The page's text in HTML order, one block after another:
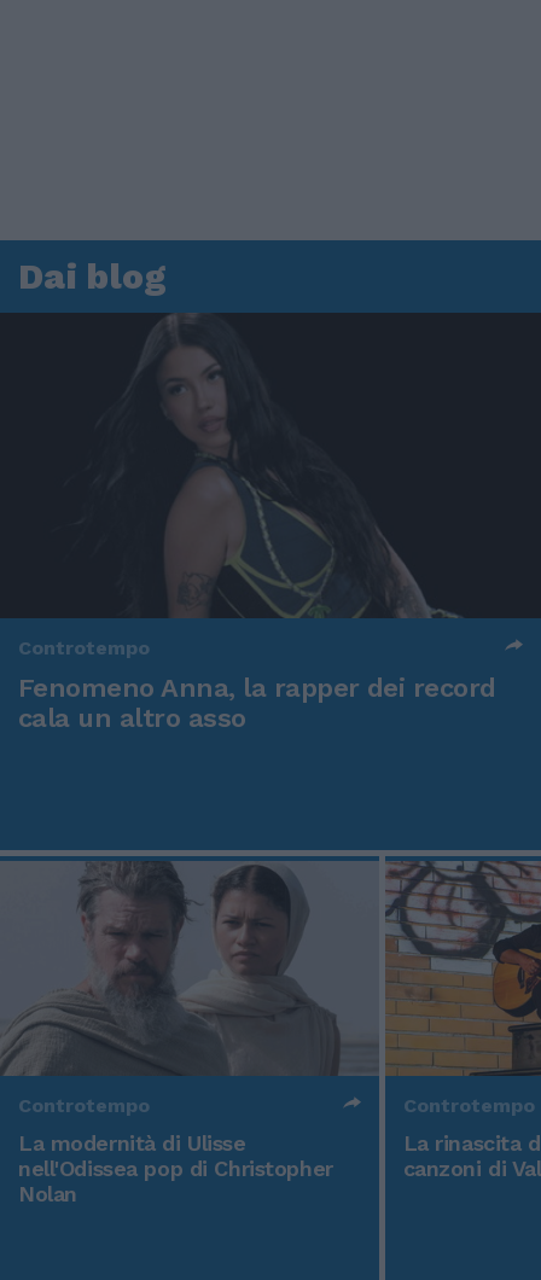
Dai blog
Controtempo
Fenomeno Anna, la rapper dei record
cala un altro asso
Controtempo
La modernità di Ulisse
nell'Odissea pop di Christopher
Nolan
Controtempo
La rinascita
canzoni di